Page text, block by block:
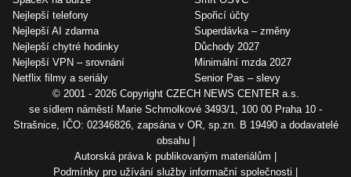
Nejlepší telefony
Nejlepší AI zdarma
Nejlepší chytré hodinky
Nejlepší VPN – srovnání
Netflix filmy a seriály
Spořicí účty
Superdávka – změny
Důchody 2027
Minimální mzda 2027
Senior Pas – slevy
© 2001 - 2026 Copyright CZECH NEWS CENTER a.s.
se sídlem náměstí Marie Schmolkové 3493/1, 100 00 Praha 10 -
Strašnice, IČO: 02346826, zapsána v OR, sp.zn. B 19490 a dodavatelé
obsahu
Autorská práva k publikovaným materiálům
Podmínky pro užívání služby informační společnosti